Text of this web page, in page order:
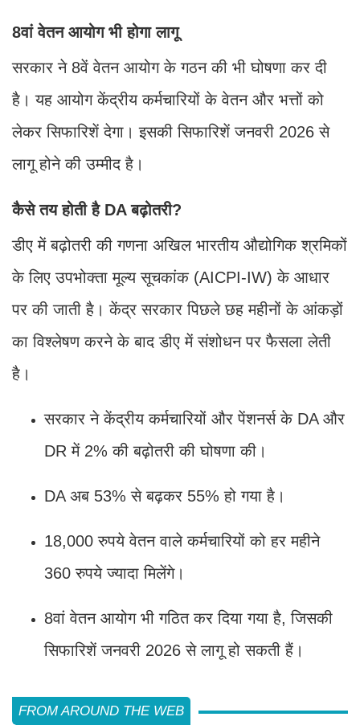
8वां वेतन आयोग भी होगा लागू
सरकार ने 8वें वेतन आयोग के गठन की भी घोषणा कर दी
है। यह आयोग केंद्रीय कर्मचारियों के वेतन और भत्तों को
लेकर सिफारिशें देगा। इसकी सिफारिशें जनवरी 2026 से
लागू होने की उम्मीद है।
कैसे तय होती है DA बढ़ोतरी?
डीए में बढ़ोतरी की गणना अखिल भारतीय औद्योगिक श्रमिकों
के लिए उपभोक्ता मूल्य सूचकांक (AICPI-IW) के आधार
पर की जाती है। केंद्र सरकार पिछले छह महीनों के आंकड़ों
का विश्लेषण करने के बाद डीए में संशोधन पर फैसला लेती
है।
सरकार ने केंद्रीय कर्मचारियों और पेंशनर्स के DA और
DR में 2% की बढ़ोतरी की घोषणा की।
DA अब 53% से बढ़कर 55% हो गया है।
18,000 रुपये वेतन वाले कर्मचारियों को हर महीने
360 रुपये ज्यादा मिलेंगे।
8वां वेतन आयोग भी गठित कर दिया गया है, जिसकी
सिफारिशें जनवरी 2026 से लागू हो सकती हैं।
FROM AROUND THE WEB